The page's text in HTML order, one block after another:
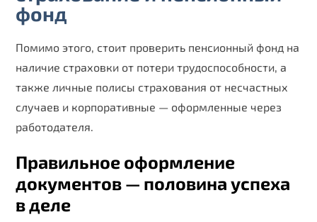
фонд
Помимо этого, стоит проверить пенсионный фонд на
наличие страховки от потери трудоспособности, а
также личные полисы страхования от несчастных
случаев и корпоративные — оформленные через
работодателя.
Правильное оформление
документов — половина успеха
в деле